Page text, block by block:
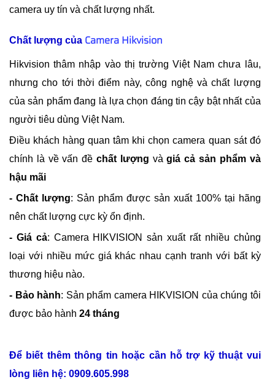
camera uy tín và chất lượng nhất.
Chất lượng của Camera Hikvision
Hikvision thâm nhập vào thị trường Việt Nam chưa lâu,
nhưng cho tới thời điểm này, công nghệ và chất lượng
của sản phẩm đang là lựa chọn đáng tin cậy bật nhất của
người tiêu dùng Việt Nam.
Điều khách hàng quan tâm khi chọn camera quan sát đó
chính là về vấn đềchất lượng vàgiá cả sản phẩm và
hậu mãi
- Chất lượng: Sản phẩm được sản xuất 100% tại hãng
nên chất lượng cực kỳ ổn định.
- Giá cả: Camera HIKVISION sản xuất rất nhiều chủng
loại với nhiều mức giá khác nhau cạnh tranh với bất kỳ
thương hiệu nào.
- Bảo hành: Sản phẩm camera HIKVISION của chúng tôi
được bảo hành 24 tháng
Để biết thêm thông tin hoặc cần hỗ trợ kỹ thuật vui
lòng liên hệ: 0909.605.998